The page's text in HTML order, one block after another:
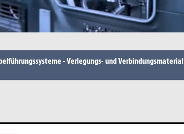
- Verlegungs- und Verbindungsmaterial